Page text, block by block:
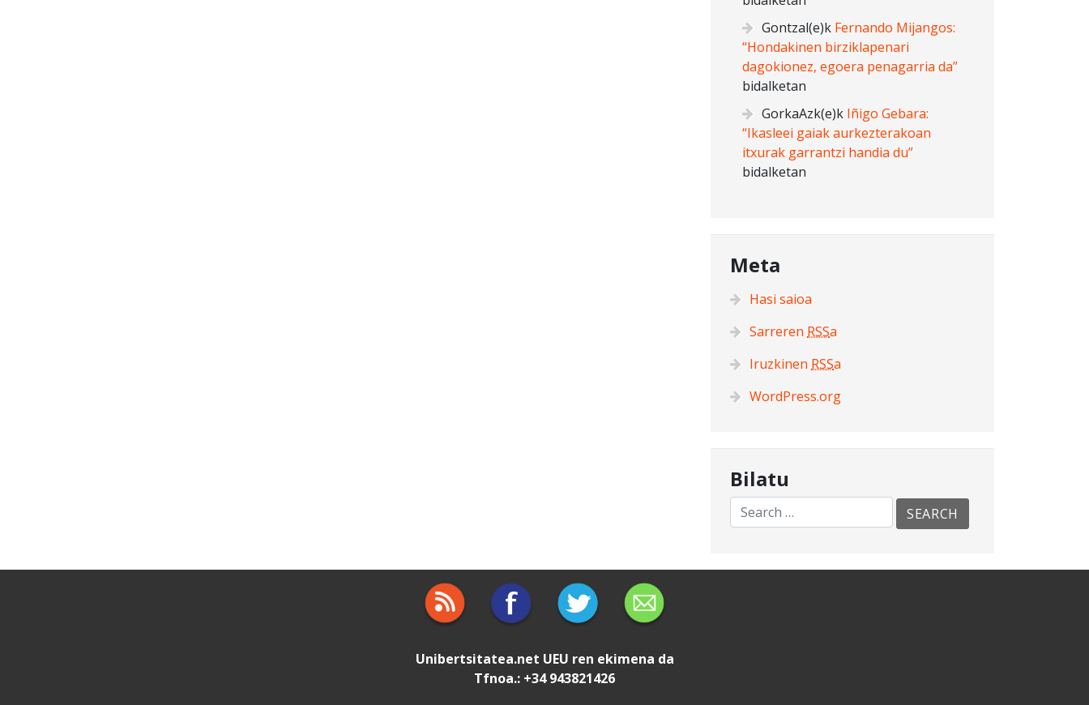
Gontzal(e)k Fernando Mijangos:
“Hondakinen birziklapenari
dagokionez, egoera penagarria da”
bidalketan
GorkaAzk(e)k Iñigo Gebara:
“Ikasleei gaiak aurkezterakoan
itxurak garrantzi handia du”
bidalketan
Meta
Hasi saioa
Sarreren RSSa
Iruzkinen RSSa
WordPress.org
Bilatu
Unibertsitatea.net UEU ren ekimena da
Tfnoa.: +34 943821426